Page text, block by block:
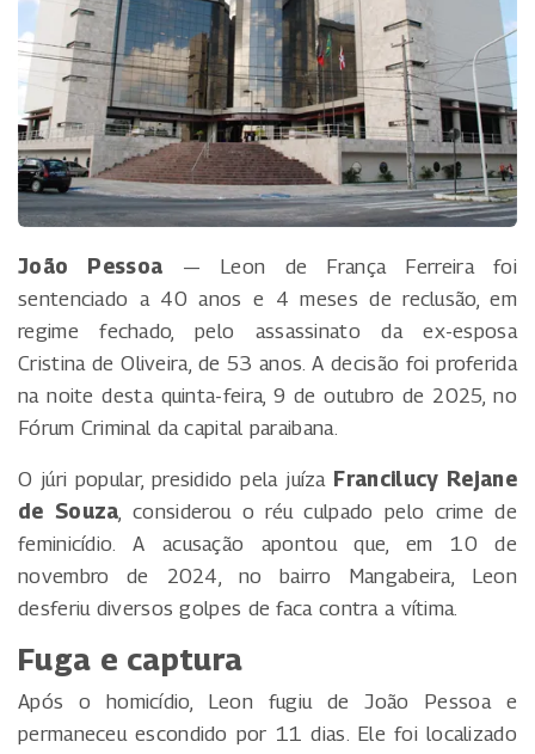
João Pessoa — Leon de França Ferreira foi
sentenciado a 40 anos e 4 meses de reclusão, em
regime fechado, pelo assassinato da ex-esposa
Cristina de Oliveira, de 53 anos. A decisão foi proferida
na noite desta quinta-feira, 9 de outubro de 2025, no
Fórum Criminal da capital paraibana.
O júri popular, presidido pela juíza Francilucy Rejane
de Souza, considerou o réu culpado pelo crime de
feminicídio. A acusação apontou que, em 10 de
novembro de 2024, no bairro Mangabeira, Leon
desferiu diversos golpes de faca contra a vítima.
Fuga e captura
Após o homicídio, Leon fugiu de João Pessoa e
permaneceu escondido por 11 dias. Ele foi localizado